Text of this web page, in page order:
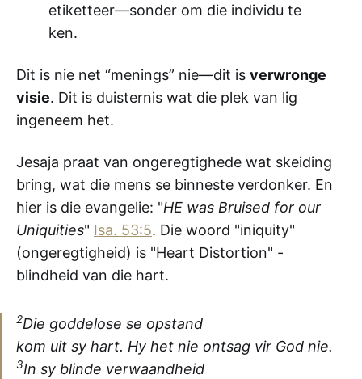
etiketteer—sonder om die individu te
ken.
Dit is nie net “menings” nie—dit is verwronge
visie. Dit is duisternis wat die plek van lig
ingeneem het.
Jesaja praat van ongeregtighede wat skeiding
bring, wat die mens se binneste verdonker. En
hier is die evangelie: "HE was Bruised for our
Uniquities" Isa. 53:5. Die woord "iniquity"
(ongeregtigheid) is "Heart Distortion" -
blindheid van die hart.
2Die goddelose se opstand
kom uit sy hart. Hy het nie ontsag vir God nie.
3In sy blinde verwaandheid